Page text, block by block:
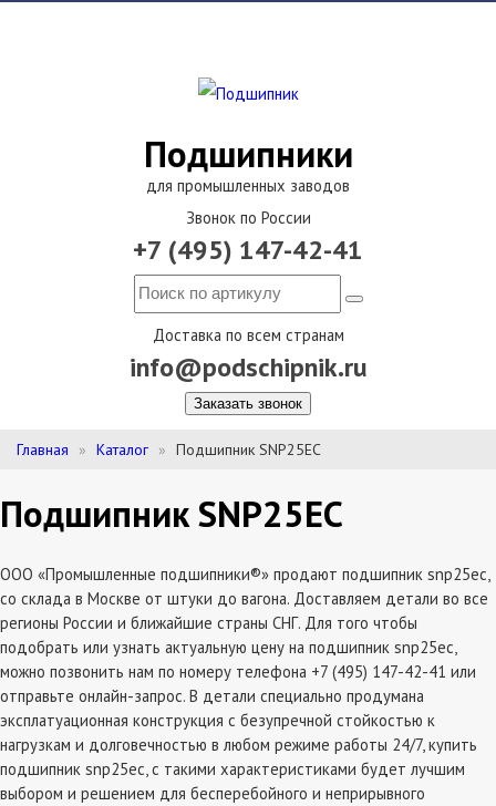
Подшипники
для промышленных заводов
Звонок по России
+7 (495) 147-42-41
Доставка по всем странам
info@podschipnik.ru
Заказать звонок
Главная Каталог Подшипник SNP25EC
Подшипник SNP25EC
ООО «Промышленные подшипники®» продают подшипник snp25ec,
со склада в Москве от штуки до вагона. Доставляем детали во все
регионы России и ближайшие страны СНГ. Для того чтобы
подобрать или узнать актуальную цену на подшипник snp25ec,
можно позвонить нам по номеру телефона +7 (495) 147-42-41 или
отправьте онлайн-запрос. В детали специально продумана
эксплатуационная конструкция с безупречной стойкостью к
нагрузкам и долговечностью в любом режиме работы 24/7, купить
подшипник snp25ec, с такими характеристиками будет лучшим
выбором и решением для бесперебойного и неприрывного